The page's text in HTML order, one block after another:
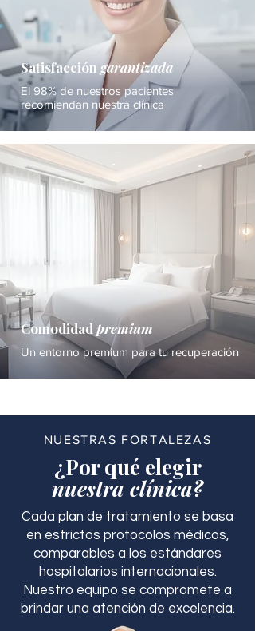
Satisfacción garantizada
El 98% de nuestros pacientes
recomiendan nuestra clínica
Comodidad premium
Un entorno premium para tu recuperación
NUESTRAS FORTALEZAS
¿Por qué elegir
nuestra clínica?
Cada plan de tratamiento se basa
en estrictos protocolos médicos,
comparables a los estándares
hospitalarios internacionales.
Nuestro equipo se compromete a
brindar una atención de excelencia.